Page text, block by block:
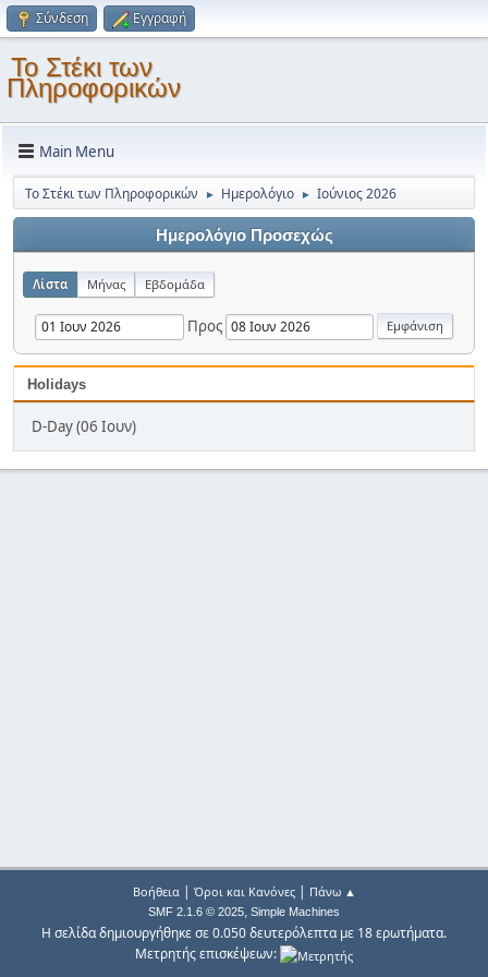
Σύνδεση Εγγραφή
Το Στέκι των
Πληροφορικών
Main Menu
Το Στέκι των Πληροφορικών ► Ημερολόγιο ► Ιούνιος 2026
Ημερολόγιο Προσεχώς
Λίστα Μήνας Εβδομάδα
Προς
Holidays
D-Day (06 Ιουν)
Βοήθεια| Όροι και Κανόνες| Πάνω ▲
SMF 2.1.6 © 2025, Simple Machines
Η σελίδα δημιουργήθηκε σε 0.050 δευτερόλεπτα με 18 ερωτήματα.
Μετρητής επισκέψεων: